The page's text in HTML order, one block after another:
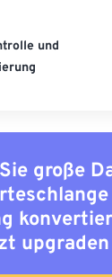
und
große
upgraden